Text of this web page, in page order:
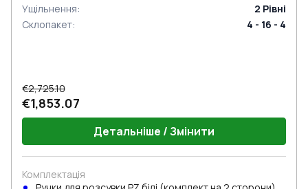
Ущільнення: 2 Рівні
Склопакет: 4 - 16 - 4
€2,725.10
€1,853.07
Детальніше / Змінити
Комплектація